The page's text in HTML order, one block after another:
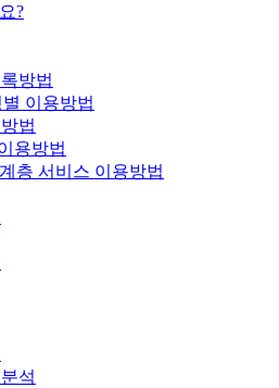
?
방법
이용방법
법
용방법
층 서비스 이용방법
석